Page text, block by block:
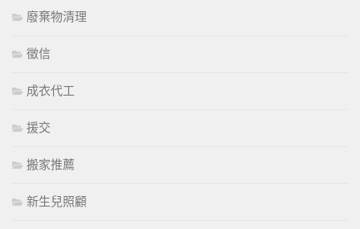
廢棄物清理
徵信
成衣代工
援交
搬家推薦
新生兒照顧